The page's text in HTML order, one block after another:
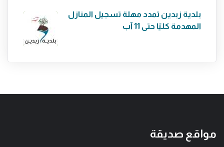
بلدية زبدين تمدد مهلة تسجيل المنازل
المهدمة كليًا حتى 11 آب
مواقع صديقة